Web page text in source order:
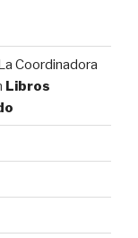
Coordinadora
Libros